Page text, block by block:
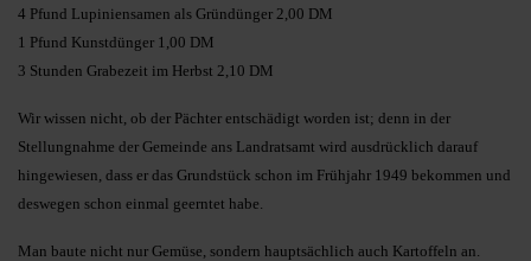
4 Pfund Lupiniensamen als Gründünger 2,00 DM
1 Pfund Kunstdünger 1,00 DM
3 Stunden Grabezeit im Herbst 2,10 DM
Wir wissen nicht, ob der Pächter entschädigt worden ist; denn in der
Stellungnahme der Gemeinde ans Landratsamt wird ausdrücklich darauf
hingewiesen, dass er das Grundstück schon im Frühjahr 1949 bekommen und
deswegen schon einmal geerntet habe.
Man baute nicht nur Gemüse, sondern hauptsächlich auch Kartoffeln an.